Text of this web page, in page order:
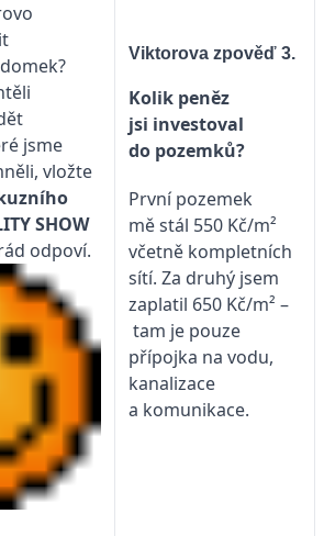
jsme
vložte
SHOW
odpoví.
Viktorova zpověď 3.
Kolik peněz
jsi investoval
do pozemků?
První pozemek
mě stál 550 Kč/m²
včetně kompletních
sítí. Za druhý jsem
zaplatil 650 Kč/m² –
tam je pouze
přípojka na vodu,
kanalizace
a komunikace.